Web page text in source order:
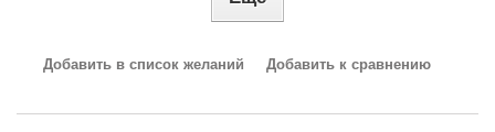
Добавить в список желаний Добавить к сравнению